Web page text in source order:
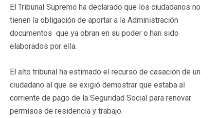
El Tribunal Supremo ha declarado que los ciudadanos no
tienen la obligación de aportar a la Administración
documentos que ya obran en su poder o han sido
elaborados por ella.
El alto tribunal ha estimado el recurso de casación de un
ciudadano al que se exigió demostrar que estaba al
corriente de pago de la Seguridad Social para renovar
permisos de residencia y trabajo.